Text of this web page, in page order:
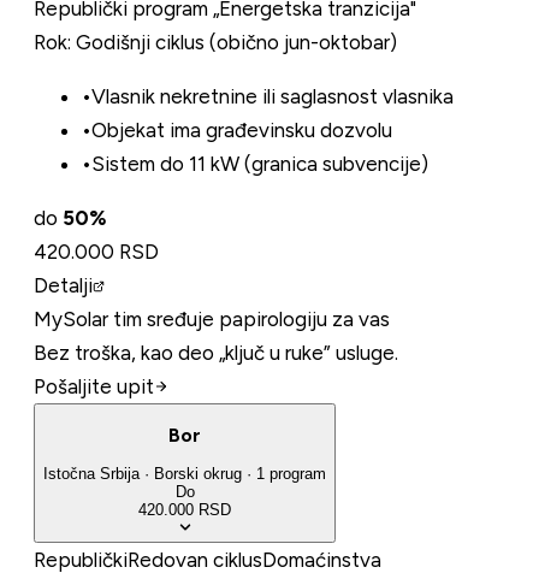
Republički program „Energetska tranzicija"
Rok: Godišnji ciklus (obično jun-oktobar)
•Vlasnik nekretnine ili saglasnost vlasnika
•Objekat ima građevinsku dozvolu
•Sistem do 11 kW (granica subvencije)
do 50%
420.000 RSD
Detalji
MySolar tim sređuje papirologiju za vas
Bez troška, kao deo „ključ u ruke” usluge.
Pošaljite upit
Bor
Istočna Srbija · Borski okrug · 1 program
Do
420.000 RSD
RepubličkiRedovan ciklusDomaćinstva